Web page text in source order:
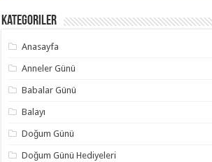
Kategoriler
Anasayfa
Anneler Günü
Babalar Günü
Balayı
Doğum Günü
Doğum Günü Hediyeleri